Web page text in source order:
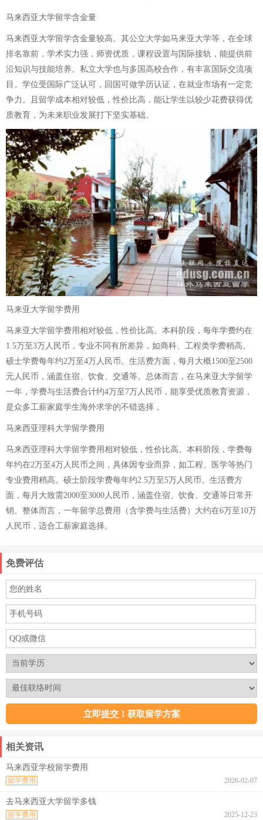
马来西亚大学留学含金量
马来西亚大学留学含金量较高。其公立大学如马来亚大学等，在全球
排名靠前，学术实力强，师资优质，课程设置与国际接轨，能提供前
沿知识与技能培养。私立大学也与多国高校合作，有丰富国际交流项
目。学位受国际广泛认可，回国可做学历认证，在就业市场有一定竞
争力。且留学成本相对较低，性价比高，能让学生以较少花费获得优
质教育，为未来职业发展打下坚实基础。
马来亚大学留学费用
马来亚大学留学费用相对较低，性价比高。本科阶段，每年学费约在
1.5万至3万人民币，专业不同有所差异，如商科、工程类学费稍高。
硕士学费每年约2万至4万人民币。生活费方面，每月大概1500至2500
元人民币，涵盖住宿、饮食、交通等。总体而言，在马来亚大学留学
一年，学费与生活费合计约4万至7万人民币，能享受优质教育资源，
是众多工薪家庭学生海外求学的不错选择 。
马来西亚理科大学留学费用
马来西亚理科大学留学费用相对较低，性价比高。本科阶段，学费每
年约在2万至4万人民币之间，具体因专业而异，如工程、医学等热门
专业费用稍高。硕士阶段学费每年约2.5万至5万人民币。生活费方
面，每月大致需2000至3000人民币，涵盖住宿、饮食、交通等日常开
销。整体而言，一年留学总费用（含学费与生活费）大约在6万至10万
人民币，适合工薪家庭选择。
免费评估
相关资讯
马来西亚学校留学费用
2026-02-07
留学费用
去马来西亚大学留学多钱
2025-12-23
留学费用